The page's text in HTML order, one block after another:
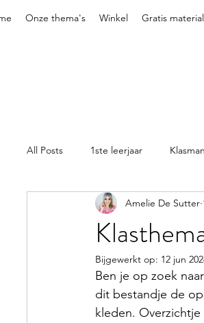
Onze thema's Winkel Gratis
All Posts 1ste leerjaar
Sociaal-emotionele vaardigheden
Klasorganisatie
Amelie De Sutter
Bijgewerkt op: 12 jun
Ben je op zoek
dit bestandje de
kleden. Overzichtje